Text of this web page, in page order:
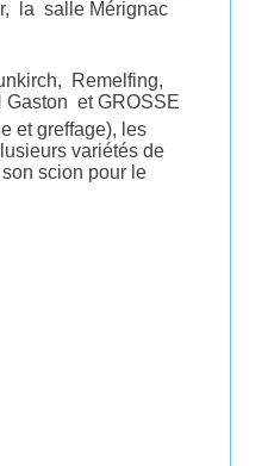
la salle Mérignac
Remelfing,
Gaston et GROSSE
et greffage), les
variétés de
scion pour le